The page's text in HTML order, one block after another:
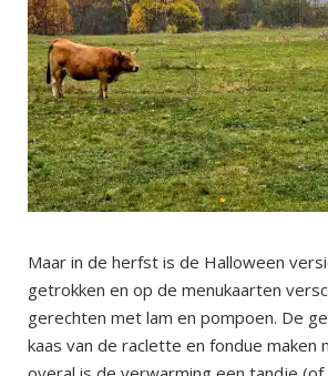
Maar in de herfst is de Halloween
getrokken en op de menukaarten
gerechten met lam en pompoen. De
kaas van de raclette en fondue maken